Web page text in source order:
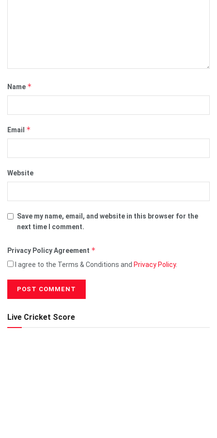
Name *
Email *
Website
Save my name, email, and website in this browser for the
next time I comment.
Privacy Policy Agreement *
I agree to the Terms & Conditions and Privacy Policy.
Live Cricket Score